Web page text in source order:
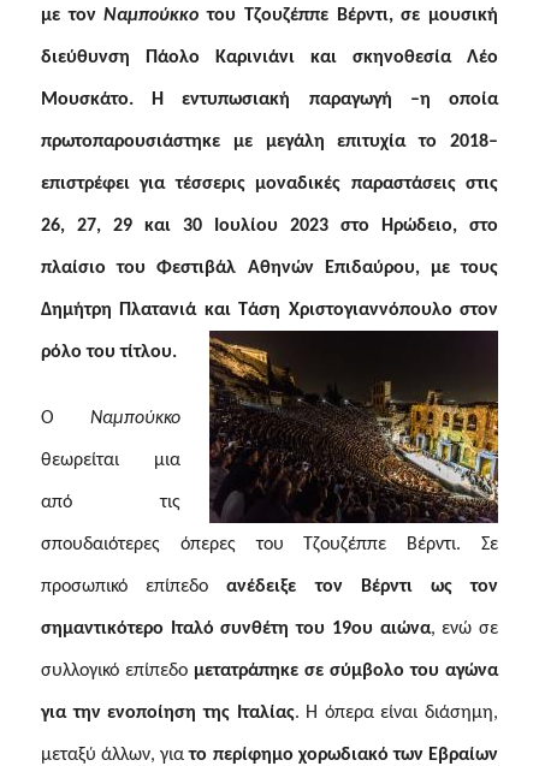
με τονΝαμπούκκο του Τζουζέππε Βέρντι, σε μουσική
διεύθυνση Πάολο Καρινιάνι και σκηνοθεσία Λέο
Μουσκάτο. Η εντυπωσιακή παραγωγή –η οποία
πρωτοπαρουσιάστηκε με μεγάλη επιτυχία το 2018–
επιστρέφει για τέσσερις μοναδικές παραστάσεις στις
26, 27, 29 και 30 Ιουλίου 2023 στο Ηρώδειο,στο
πλαίσιο του Φεστιβάλ Αθηνών Επιδαύρου, με τους
Δημήτρη Πλατανιά και Τάση Χριστογιαννόπουλο στον
ρόλο του τίτλου.
ΟΝαμπούκκο
θεωρείται μια
από τις
σπουδαιότερες όπερες του Τζουζέππε Βέρντι. Σε
προσωπικό επίπεδοανέδειξε τον Βέρντι ως τον
σημαντικότερο Ιταλό συνθέτη του 19ου αιώνα, ενώ σε
συλλογικό επίπεδο μετατράπηκε σε σύμβολο του αγώνα
για την ενοποίηση της Ιταλίας. Η όπερα είναι διάσημη,
μεταξύ άλλων, γιατο περίφημο χορωδιακό των Εβραίων